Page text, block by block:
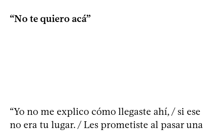
“No te quiero acá”
“Yo no me explico cómo llegaste ahí, / si ese
no era tu lugar. / Les prometiste al pasar una